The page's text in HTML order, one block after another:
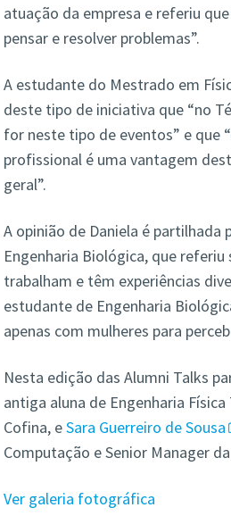
atuação da empresa e referiu
pensar e resolver problemas”.
A estudante do Mestrado em
deste tipo de iniciativa que “no
for neste tipo de eventos” e que
profissional é uma vantagem
geral”.
A opinião de Daniela é
Engenharia Biológica, que
trabalham e têm experiências
estudante de Engenharia
apenas com mulheres para
Nesta edição das Alumni Talks
antiga aluna de Engenharia
Cofina, eSara Guerreiro de Sousa
Computação e Senior Manager
Ver galeria fotográfica